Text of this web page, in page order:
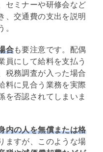
セミナーや研修会など
、交通費の支出を説明
。
合も要注意です。配偶
員にして給料を支払う
税務調査が入った場合
料に見合う業務を実際
を否認されてしまいま
内の人を無償または格
ますが、このような場